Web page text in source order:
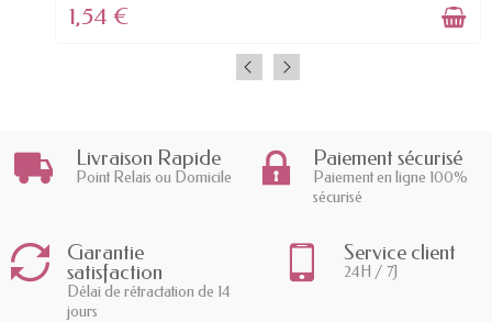
1,54 €
Livraison Rapide
Point Relais ou Domicile
Paiement sécurisé
Paiement en ligne 100%
sécurisé
Garantie
satisfaction
Délai de rétractation de 14
jours
Service client
24H / 7J